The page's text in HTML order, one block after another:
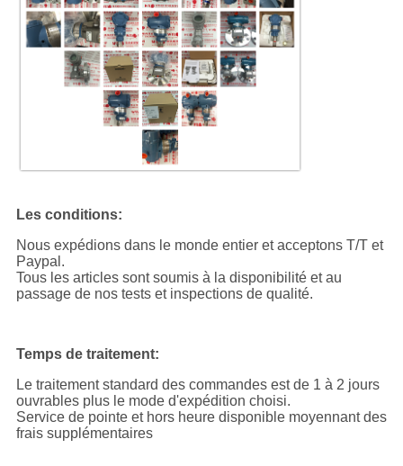
Les conditions:
Nous expédions dans le monde entier et acceptons T/T et
Paypal.
Tous les articles sont soumis à la disponibilité et au
passage de nos tests et inspections de qualité.
Temps de traitement:
Le traitement standard des commandes est de 1 à 2 jours
ouvrables plus le mode d'expédition choisi.
Service de pointe et hors heure disponible moyennant des
frais supplémentaires